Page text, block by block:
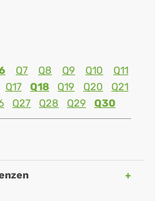
Q7 Q8 Q9 Q10
Q11
Q17 Q18 Q19 Q20
Q21
Q27 Q28 Q29 Q30